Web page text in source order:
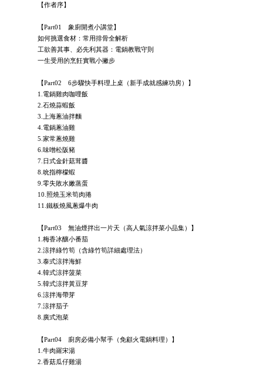
【作者序】
【Part01 象廚開煮小講堂】
如何挑選食材：常用排骨全解析
工欲善其事、必先利其器：電鍋教戰守則
一生受用的烹飪實戰小撇步
【Part02 6步驟快手料理上桌（新手成就感練功房）】
1.電鍋雞肉咖哩飯
2.石燒蒜蝦飯
3.上海蔥油拌麵
4.電鍋蔥油雞
5.家常蔥燒雞
6.味噌松阪豬
7.日式金針菇茸醬
8.吮指檸檬蝦
9.零失敗水嫩蒸蛋
10.照燒玉米筍肉捲
11.鐵板燒風蔥爆牛肉
【Part03 無油煙拌出一片天（高人氣涼拌菜小品集）】
1.梅香冰釀小番茄
2.涼拌綠竹筍（含綠竹筍詳細處理法）
3.泰式涼拌海鮮
4.韓式涼拌菠菜
5.韓式涼拌黃豆芽
6.涼拌海帶芽
7.涼拌茄子
8.廣式泡菜
【Part04 廚房必備小幫手（免顧火電鍋料理）】
1.牛肉羅宋湯
2.香菇瓜仔雞湯